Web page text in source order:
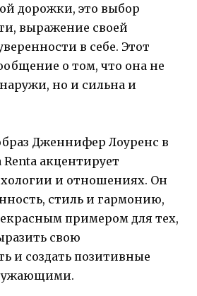
дорожки, это выбор
выражение своей
в себе. Этот
о том, что она не
но и сильна и
Дженнифер Лоуренс в
Renta акцентирует
и отношениях. Он
стиль и гармонию,
примером для тех,
свою
и создать позитивные